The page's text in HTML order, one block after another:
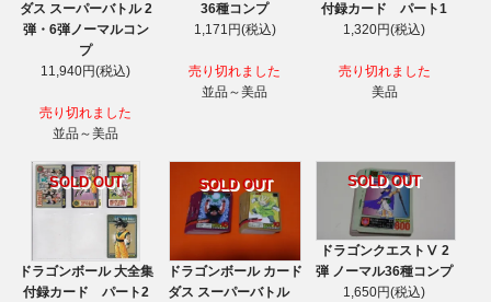
ダス スーパーバトル 2
弾・6弾ノーマルコン
プ
11,940円(税込)
売り切れました
並品～美品
36種コンプ
1,171円(税込)
売り切れました
並品～美品
付録カード パート1
1,320円(税込)
売り切れました
美品
ドラゴンボール 大全集
付録カード パート2
SOLD OUT
ドラゴンボール カード
ダス スーパーバトル
SOLD OUT
ドラゴンクエストⅤ 2
弾 ノーマル36種コンプ
1,650円(税込)
SOLD OUT